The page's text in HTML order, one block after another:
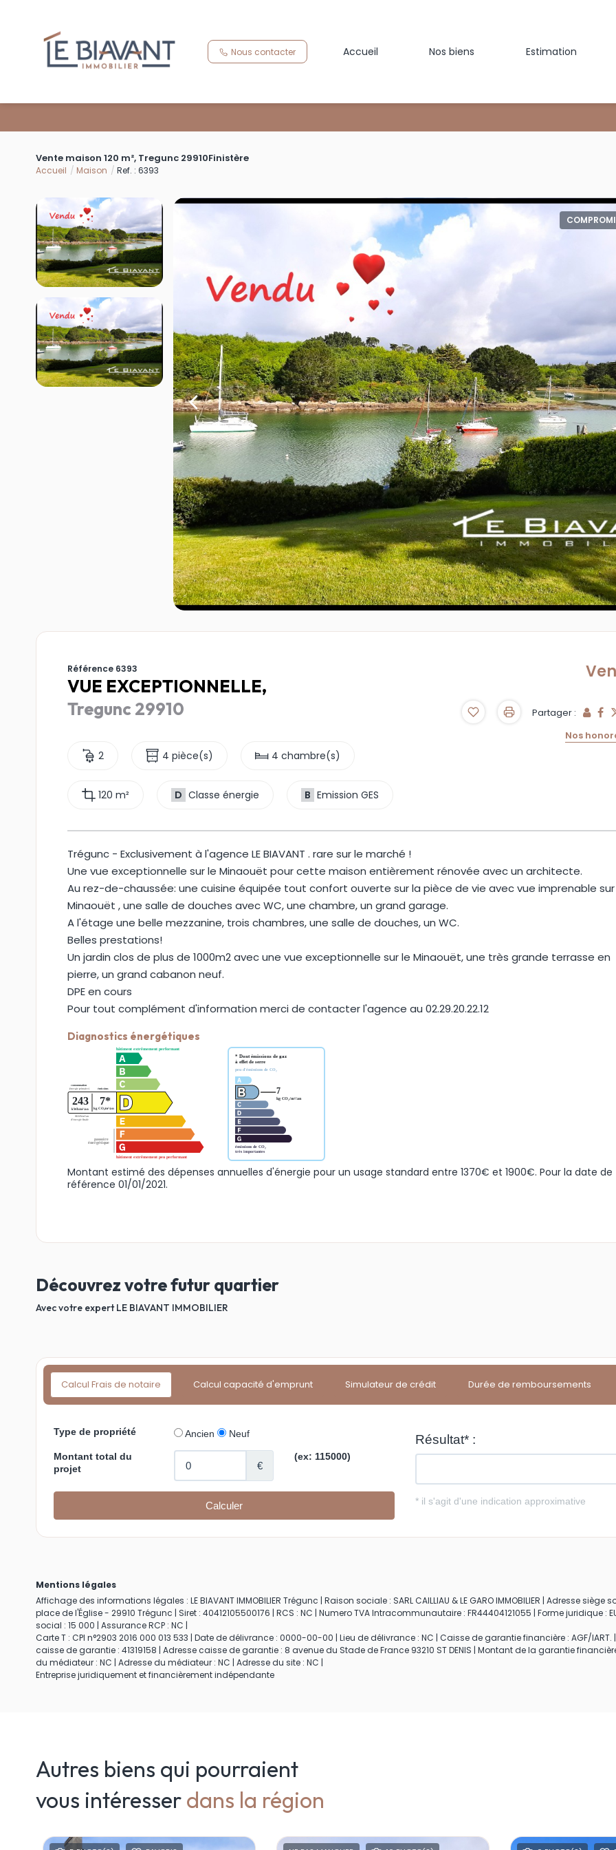
Nous contacter Accueil Nos biens Estimation
Vente maison 120 m², Tregunc 29910Finistère
Accueil Maison Ref. : 6393
Référence 6393
VUE EXCEPTIONNELLE,
Tregunc 29910
2 4 pièce(s) 4 chambre(s)
120 m² D Classe énergie B Emission GES
Partager :
Nos
Trégunc - Exclusivement à l'agence LE BIAVANT . rare sur le marché !
Une vue exceptionnelle sur le Minaouët pour cette maison entièrement rénovée avec un architecte.
Au rez-de-chaussée: une cuisine équipée tout confort ouverte sur la pièce de vie avec vue imprenable sur
Minaouët , une salle de douches avec WC, une chambre, un grand garage.
A l'étage une belle mezzanine, trois chambres, une salle de douches, un WC.
Belles prestations!
Un jardin clos de plus de 1000m2 avec une vue exceptionnelle sur le Minaouët, une très grande terrasse en
pierre, un grand cabanon neuf.
DPE en cours
Pour tout complément d'information merci de contacter l'agence au 02.29.20.22.12
Diagnostics énergétiques
Montant estimé des dépenses annuelles d'énergie pour un usage standard entre 1370€ et 1900€. Pour la date de
référence 01/01/2021.
Découvrez votre futur quartier
Avec votre expert LE BIAVANT IMMOBILIER
Calcul Frais de notaire Calcul capacité d'emprunt Simulateur de crédit Durée de remboursements
Mentions légales
Affichage des informations légales : LE BIAVANT IMMOBILIER Trégunc | Raison sociale : SARL CAILLIAU & LE GARO IMMOBILIER | Adresse siège
place de l'Église - 29910 Trégunc | Siret : 40412105500176 | RCS : NC | Numero TVA Intracommunautaire : FR44404121055 | Forme juridique :
social : 15 000 | Assurance RCP : NC |
Carte T : CPI n°2903 2016 000 013 533 | Date de délivrance : 0000-00-00 | Lieu de délivrance : NC | Caisse de garantie financière : AGF/IART. |
caisse de garantie : 41319158 | Adresse caisse de garantie : 8 avenue du Stade de France 93210 ST DENIS | Montant de la garantie
du médiateur : NC | Adresse du médiateur : NC | Adresse du site : NC |
Entreprise juridiquement et financièrement indépendante
Autres biens qui pourraient
vous intéresser dans la région